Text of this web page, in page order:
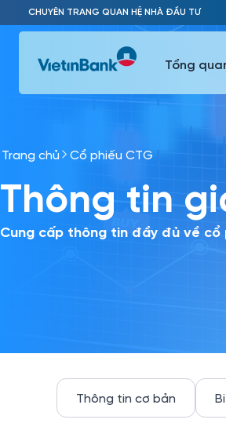
Skip to Main Content
CHUYÊN TRANG QUAN HỆ NHÀ ĐẦU TƯ
Tổng
Trang chủ Cổ phiếu CTG
Thông tin
Cung cấp thông tin đầy đủ về
Thông tin cơ bản